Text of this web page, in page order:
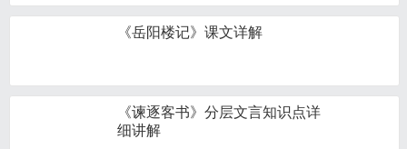
《岳阳楼记》课文详解
《谏逐客书》分层文言知识点详
细讲解